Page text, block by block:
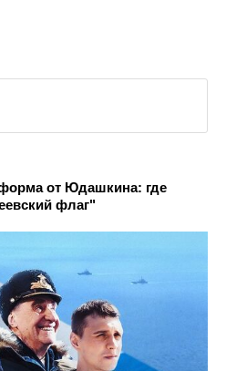
от Юдашкина: где
флаг"